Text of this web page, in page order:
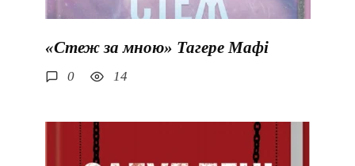
«Стеж за мною» Тагере Мафі
0 14